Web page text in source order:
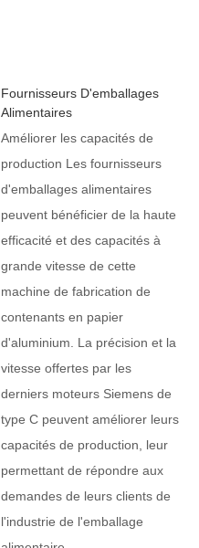
Fournisseurs D'emballages
Alimentaires
Améliorer les capacités de
production Les fournisseurs
d'emballages alimentaires
peuvent bénéficier de la haute
efficacité et des capacités à
grande vitesse de cette
machine de fabrication de
contenants en papier
d'aluminium. La précision et la
vitesse offertes par les
derniers moteurs Siemens de
type C peuvent améliorer leurs
capacités de production, leur
permettant de répondre aux
demandes de leurs clients de
l'industrie de l'emballage